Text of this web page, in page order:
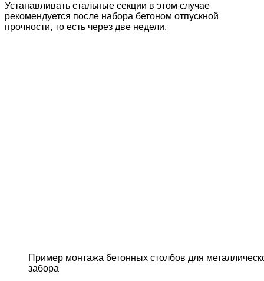
Устанавливать стальные секции в этом случае
рекомендуется после набора бетоном отпускной
прочности, то есть через две недели.
Пример монтажа бетонных столбов для
забора